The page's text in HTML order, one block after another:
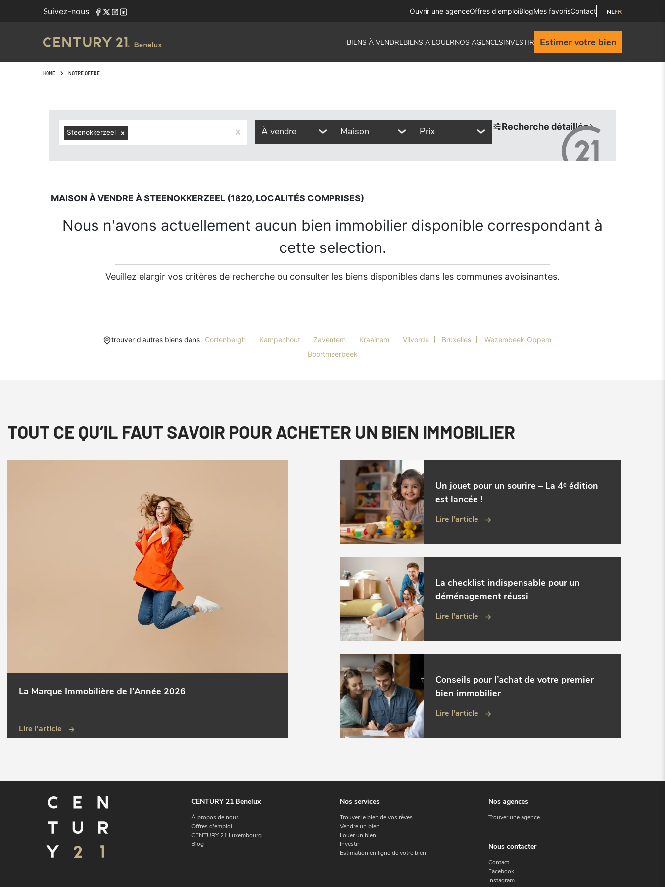
Suivez-nous Ouvrir une agenceOffres d'emploiBlogMes favorisContact NLFR
BIENS À VENDREBIENS À LOUERNOS AGENCESINVESTIR Estimer votre bien
HOME NOTRE OFFRE
Steenokkerzeel À vendre Maison Prix Recherche détaillée
MAISON À VENDRE À STEENOKKERZEEL (1820, LOCALITÉS COMPRISES)
Nous n'avons actuellement aucun bien immobilier disponible correspondant à
cette selection.
Veuillez élargir vos critères de recherche ou consulter les biens disponibles dans les communes avoisinantes.
trouver d'autres biens dans Cortenbergh Kampenhout Zaventem Kraainem Vilvorde Bruxelles
Wezembeek-Oppem
Boortmeerbeek
TOUT CE QU’IL FAUT SAVOIR POUR ACHETER UN BIEN IMMOBILIER
La Marque Immobilière de l'Année 2026
Lire l'article
Un jouet pour un sourire – La 4ᵉ édition
est lancée !
Lire l'article
La checklist indispensable pour un
déménagement réussi
Lire l'article
Conseils pour l’achat de votre premier
bien immobilier
Lire l'article
CENTURY 21 Benelux
À propos de nous
Offres d'emploi
CENTURY 21 Luxembourg
Blog
Nos services
Trouver le bien de vos rêves
Vendre un bien
Louer un bien
Investir
Estimation en ligne de votre bien
Nos agences
Trouver une agence
Nous contacter
Contact
Facebook
Instagram
Navigated to Maison à vendre à Steenokkerzeel (1820, localités comprises)